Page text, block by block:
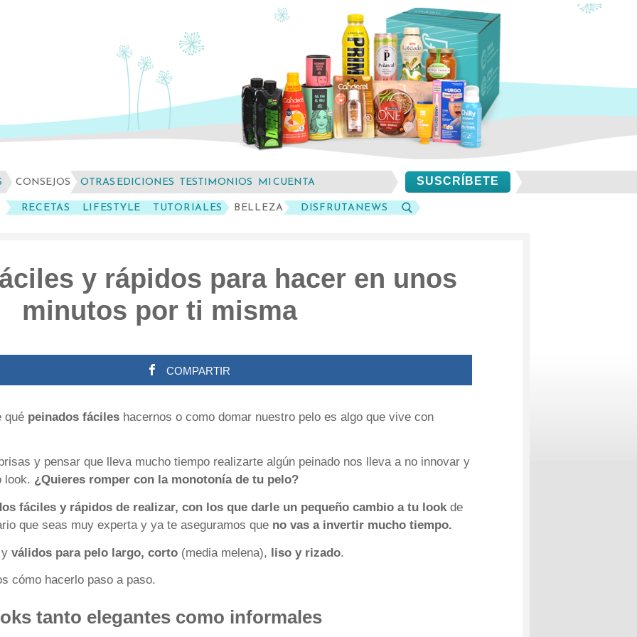
SUSCRÍBETE
CONSEJOS
RECETAS
LIFESTYLE TUTORIALES BELLEZA
DISFRUTANEWS
OTRAS EDICIONES TESTIMONIOS MI CUENTA
y rápidos para hacer en unos
minutos por ti misma
COMPARTIR
qué peinados fáciles hacernos o como domar nuestro pelo es algo que vive con
y pensar que lleva mucho tiempo realizarte algún peinado nos lleva a no innovar y
look. ¿Quieres romper con la monotonía de tu pelo?
fáciles y rápidos de realizar, con los que darle un pequeño cambio a tu lookde
que seas muy experta y ya te aseguramos que no vas a invertir mucho tiempo.
yválidos para pelo largo, corto (media melena), liso y rizado.
cómo hacerlo paso a paso.
tanto elegantes como informales